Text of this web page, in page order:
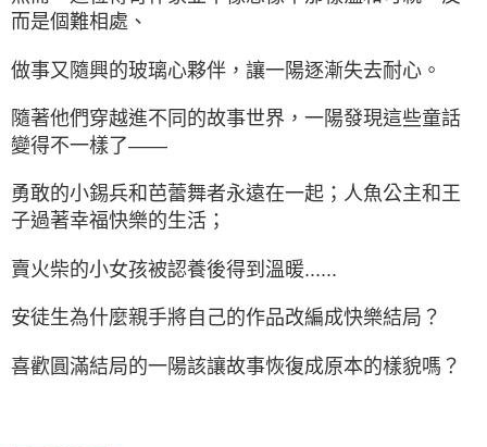
而是個難相處、
做事又隨興的玻璃心夥伴，讓一陽逐漸失去耐心。
隨著他們穿越進不同的故事世界，一陽發現這些童話
變得不一樣了——
勇敢的小錫兵和芭蕾舞者永遠在一起；人魚公主和王
子過著幸福快樂的生活；
賣火柴的小女孩被認養後得到溫暖......
安徒生為什麼親手將自己的作品改編成快樂結局？
喜歡圓滿結局的一陽該讓故事恢復成原本的樣貌嗎？